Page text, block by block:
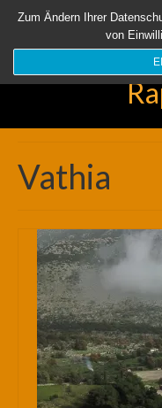
Startseite Aktuell
Suchen
Vathia
Zum Ändern Ihrer
von